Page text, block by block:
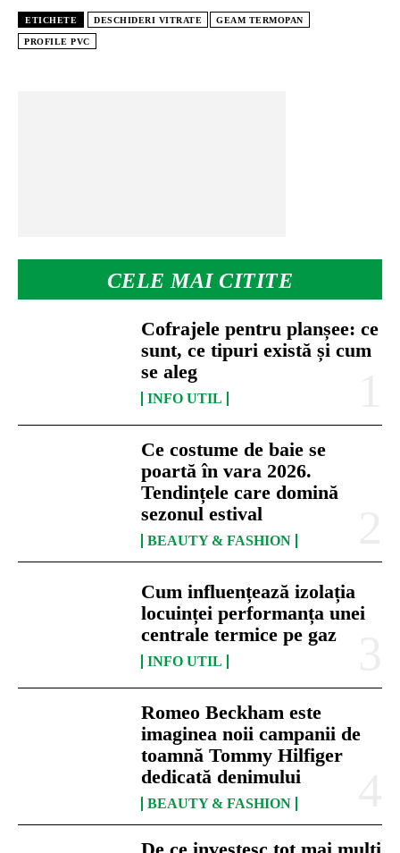
CELE MAI CITITE
Cofrajele pentru planșee: ce
sunt, ce tipuri există și cum
se aleg
INFO UTIL
Ce costume de baie se
poartă în vara 2026.
Tendințele care domină
sezonul estival
BEAUTY & FASHION
Cum influențează izolația
locuinței performanța unei
centrale termice pe gaz
INFO UTIL
Romeo Beckham este
imaginea noii campanii de
toamnă Tommy Hilfiger
dedicată denimului
BEAUTY & FASHION
ETICHETE DESCHIDERI VITRATE GEAM TERMOPAN
PROFILE PVC